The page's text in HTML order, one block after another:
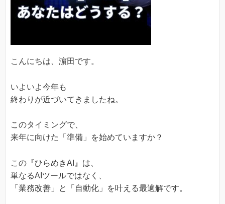
こんにちは、濵田です。
いよいよ今年も
終わりが近づいてきましたね。
このタイミングで、
来年に向けた「準備」を始めていますか？
この『ひらめきAI』は、
単なるAIツールではなく、
「業務改善」と「自動化」を叶える最適解です。